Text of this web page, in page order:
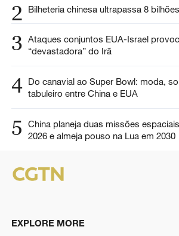
2 Bilheteria chinesa ultrapassa 8
3 Ataques conjuntos EUA-Israel
“devastadora” do Irã
4 Do canavial ao Super Bowl: moda,
tabuleiro entre China e EUA
5
China planeja duas missões
2026 e almeja pouso na Lua em 2030
EXPLORE MORE